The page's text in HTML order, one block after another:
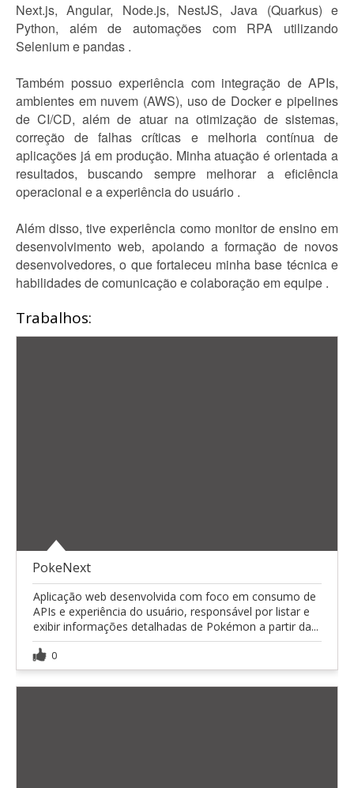
Next.js, Angular, Node.js, NestJS, Java (Quarkus) e
Python, além de automações com RPA utilizando
Selenium e pandas .
Também possuo experiência com integração de APIs,
ambientes em nuvem (AWS), uso de Docker e pipelines
de CI/CD, além de atuar na otimização de sistemas,
correção de falhas críticas e melhoria contínua de
aplicações já em produção. Minha atuação é orientada a
resultados, buscando sempre melhorar a eficiência
operacional e a experiência do usuário .
Além disso, tive experiência como monitor de ensino em
desenvolvimento web, apoiando a formação de novos
desenvolvedores, o que fortaleceu minha base técnica e
habilidades de comunicação e colaboração em equipe .
Trabalhos:
PokeNext
Aplicação web desenvolvida com foco em consumo de
APIs e experiência do usuário, responsável por listar e
exibir informações detalhadas de Pokémon a partir da...
0